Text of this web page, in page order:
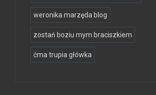
weronika marzęda blog
zostań boziu mym braciszkiem
ćma trupia główka